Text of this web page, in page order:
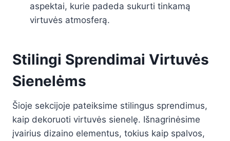
aspektai, kurie padeda sukurti tinkamą
virtuvės atmosferą.
Stilingi Sprendimai Virtuvės
Sienelėms
Šioje sekcijoje pateiksime stilingus sprendimus,
kaip dekoruoti virtuvės sienelę. Išnagrinėsime
įvairius dizaino elementus, tokius kaip spalvos,